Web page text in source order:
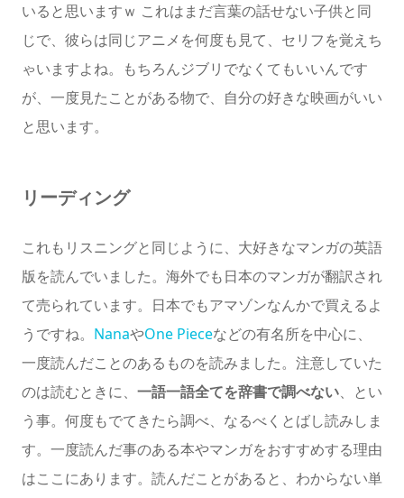
いると思いますｗ これはまだ言葉の話せない子供と同
じで、彼らは同じアニメを何度も見て、セリフを覚えち
ゃいますよね。もちろんジブリでなくてもいいんです
が、一度見たことがある物で、自分の好きな映画がいい
と思います。
リーディング
これもリスニングと同じように、大好きなマンガの英語
版を読んでいました。海外でも日本のマンガが翻訳され
て売られています。日本でもアマゾンなんかで買えるよ
うですね。 NanaやOne Pieceなどの有名所を中心に、
一度読んだことのあるものを読みました。注意していた
のは読むときに、 一語一語全てを辞書で調べない、とい
う事。何度もでてきたら調べ、なるべくとばし読みしま
す。一度読んだ事のある本やマンガをおすすめする理由
はここにあります。読んだことがあると、わからない単